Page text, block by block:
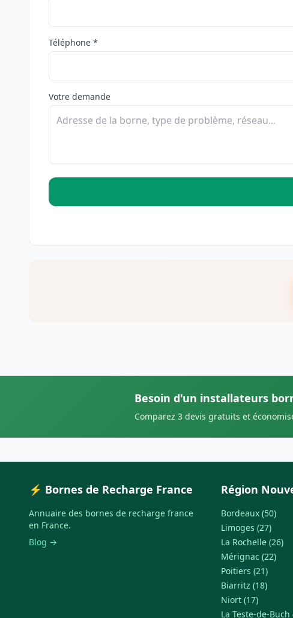
Téléphone *
Votre demande
Besoin d'un installateurs
Comparez 3 devis gratuits et
⚡ Bornes de Recharge France
Annuaire des bornes de recharge france
en France.
Blog →
Région
Bordeaux (50)
Limoges (27)
La Rochelle (26)
Mérignac (22)
Poitiers (21)
Biarritz (18)
Niort (17)
La Teste-de-Buch